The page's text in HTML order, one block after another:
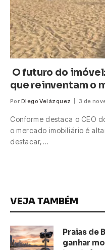
O futuro do
que reinventam o
Por Diego Velázquez 3 de
Conforme destaca o CEO
o mercado imobiliário é
destacar,…
VEJA TAMBÉM
Praias de
ganhar